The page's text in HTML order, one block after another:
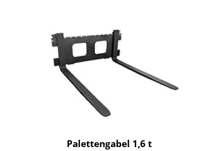
Palettengabel 1,6 t